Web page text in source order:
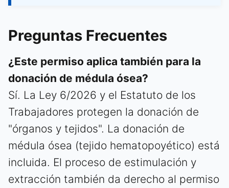
Preguntas Frecuentes
¿Este permiso aplica también para la
donación de médula ósea?
Sí. La Ley 6/2026 y el Estatuto de los
Trabajadores protegen la donación de
"órganos y tejidos". La donación de
médula ósea (tejido hematopoyético) está
incluida. El proceso de estimulación y
extracción también da derecho al permiso